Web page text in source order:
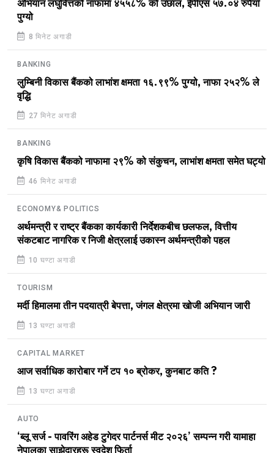
अभियान लघुवित्तको नाफामा ४५५८% को उछाल, ईपीएस ५७.०४ रुपैयाँ
पुग्यो
8 मिनेट अगाडी
BANKING
लुम्बिनी विकास बैंकको लाभांश क्षमता १६.९९% पुग्यो, नाफा २५२% ले
वृद्धि
27 मिनेट अगाडी
BANKING
कृषि विकास बैंकको नाफामा २९% को संकुचन, लाभांश क्षमता समेत घट्यो
46 मिनेट अगाडी
ECONOMY& POLITICS
अर्थमन्त्री र राष्ट्र बैंकका कार्यकारी निर्देशकबीच छलफल, वित्तीय
संकटबाट नागरिक र निजी क्षेत्रलाई उकास्न अर्थमन्त्रीको पहल
10 घण्टा अगाडी
TOURISM
मर्दी हिमालमा तीन पदयात्री बेपत्ता, जंगल क्षेत्रमा खोजी अभियान जारी
13 घण्टा अगाडी
CAPITAL MARKET
आज सर्वाधिक कारोबार गर्ने टप १० ब्रोकर, कुनबाट कति ?
13 घण्टा अगाडी
AUTO
‘ब्लू सर्ज - पावरिंग अहेड टुगेदर पार्टनर्स मीट २०२६’ सम्पन्न गरी यामाहा
नेपालका साझेदारहरू स्वदेश फिर्ता